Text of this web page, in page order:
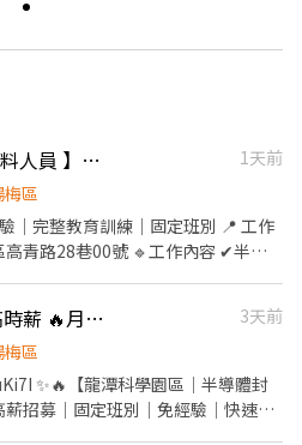
👍 🚨【近楊梅 x 高時薪物料人員 】固定班｜週休六日｜無經驗可 🔥
1天前
區
整教育訓練｜固定班別 📍 工作
號 🔹工作內容 ✔半導
） 🔸 早班｜08:00－
－24:00（休息1小時） 🔸 夜班
$265(H)
👍 ❤️💰日領全薪2700🔥高時薪 🔥月休 15天🔥休假多多🔥表現良好可轉正
3天前
區
✨🔥【龍潭科學園區｜半導體封
薪招募｜固定班別｜免經驗｜快速上